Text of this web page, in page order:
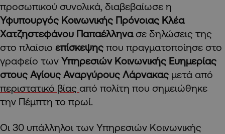
προσωπικού συνολικά, διαβεβαίωσε η
Υφυπουργός Κοινωνικής Πρόνοιας Κλέα
Χατζηστεφάνου Παπαέλληνασε δηλώσεις της
στο πλαίσιο επίσκεψης που πραγματοποίησε στο
γραφείο των Υπηρεσιών Κοινωνικής Ευημερίας
στους Αγίους Αναργύρους Λάρνακας μετά από
περιστατικό βίας από πολίτη που σημειώθηκε
την Πέμπτη το πρωί.
Οι 30 υπάλληλοι των Υπηρεσιών Κοινωνικής